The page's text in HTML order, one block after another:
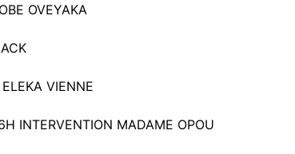
OVEYAKA
VIENNE
INTERVENTION MADAME OPOU